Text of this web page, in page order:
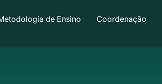
de Ensino Coordenação